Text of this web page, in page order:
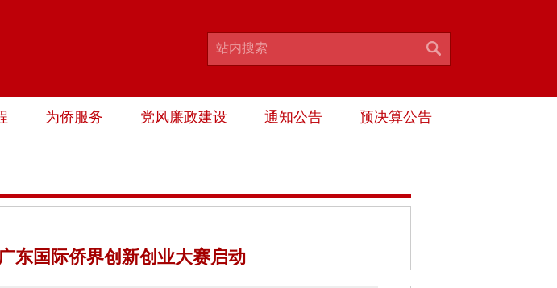
为侨服务 党风廉政建设 通知公告 预决算公告
东国际侨界创新创业大赛启动